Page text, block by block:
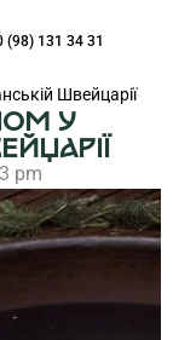
(98) 131 34 31
Швейцарії
У
pm